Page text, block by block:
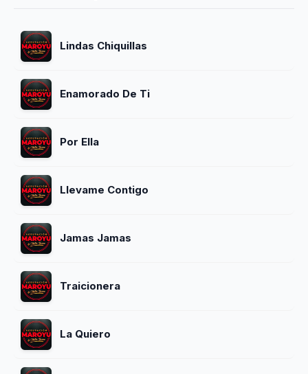
Lindas Chiquillas
Enamorado De Ti
Por Ella
Llevame Contigo
Jamas Jamas
Traicionera
La Quiero